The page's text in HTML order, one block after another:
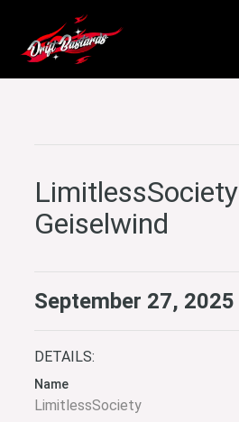
springen
LimitlessSociety
Geiselwind
September 27, 2025
DETAILS:
Name
LimitlessSociety